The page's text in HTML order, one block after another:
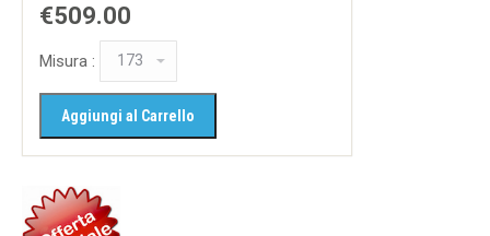
€509.00
Misura :